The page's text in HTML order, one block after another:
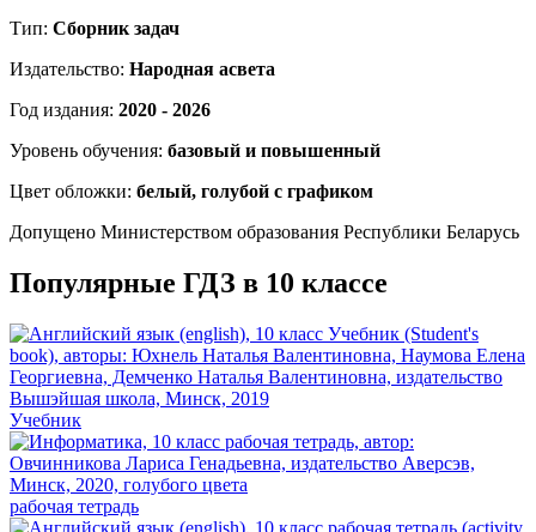
Тип: Сборник задач
Издательство: Народная асвета
Год издания: 2020 - 2026
Уровень обучения: базовый и повышенный
Цвет обложки: белый, голубой с графиком
Допущено Министерством образования Республики Беларусь
Популярные ГДЗ в 10 классе
Учебник
рабочая тетрадь